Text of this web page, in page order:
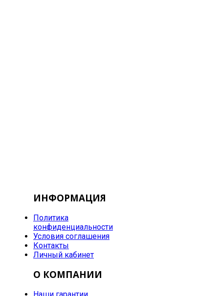
ИНФОРМАЦИЯ
Политика
конфиденциальности
Условия соглашения
Контакты
Личный кабинет
О КОМПАНИИ